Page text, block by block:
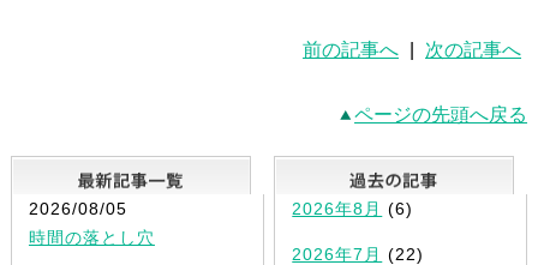
前の記事へ 次の記事へ
ページの先頭へ戻る
最新記事一覧
2026/08/05
時間の落とし穴
2026年8月 (6)
2026年7月 (22)